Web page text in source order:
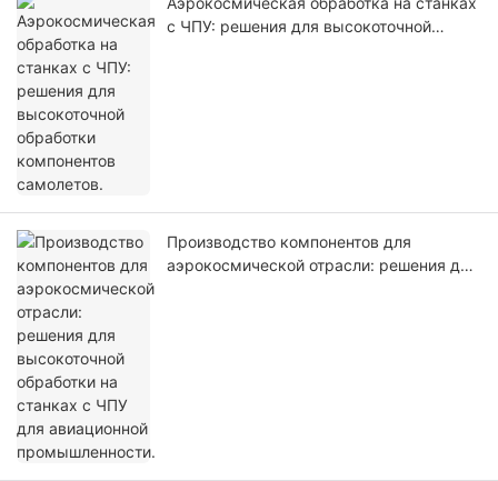
с ЧПУ: решения для высокоточной
Производство компонентов для
аэрокосмической отрасли: решения для